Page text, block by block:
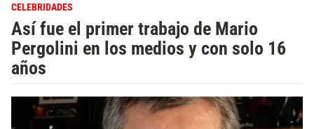
CELEBRIDADES
Así fue el primer trabajo de Mario
Pergolini en los medios y con solo 16
años